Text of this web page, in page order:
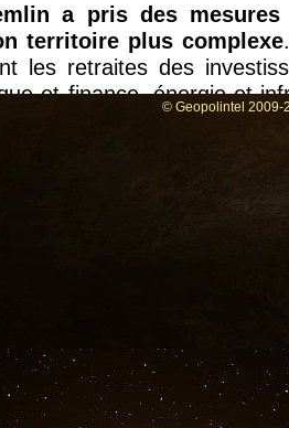
a pris des
territoire plus complexe
les retraites des
et finance, énergie et
des bénéfices.
sur les différentes
à la vente, et dans
© Geopolintel 2009-